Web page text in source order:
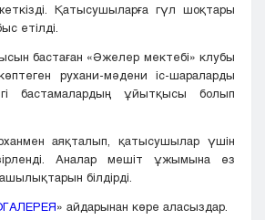
Қатысушыларға гүл шоқтары
етілді.
бастаған «Әжелер мектебі» клубы
рухани-мәдени іс-шараларды
бастамалардың ұйытқысы болып
аяқталып, қатысушылар үшін
Аналар мешіт ұжымына өз
білдірді.
» айдарынан көре аласыздар.